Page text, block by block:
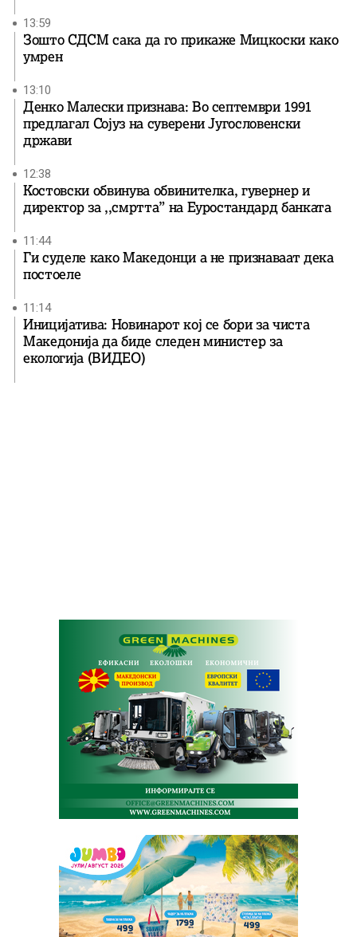
13:59
Зошто СДСМ сака да го прикаже Мицкоски како
умрен
13:10
Денко Малески признава: Во септември 1991
предлагал Сојуз на суверени Југословенски
држави
12:38
Костовски обвинува обвинителка, гувернер и
директор за ,,смртта” на Еуростандард банката
11:44
Ги суделе како Македонци а не признаваат дека
постоеле
11:14
Иницијатива: Новинарот кој се бори за чиста
Македонија да биде следен министер за
екологија (ВИДЕО)